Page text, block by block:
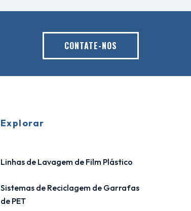
CONTATE-NOS
Explorar
Linhas de Lavagem de Film Plástico
Sistemas de Reciclagem de Garrafas
de PET